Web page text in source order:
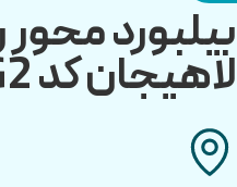
بیلبورد
لاهیجان کد BG2